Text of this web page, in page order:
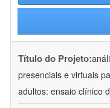
Título do Projeto:
presenciais e virtuais
adultos: ensaio clínico